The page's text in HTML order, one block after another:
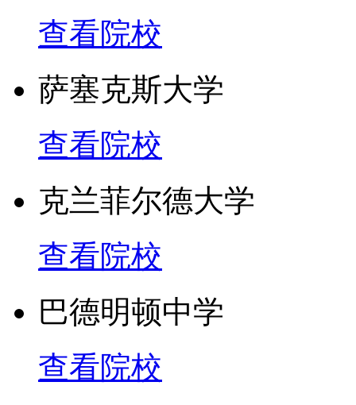
查看院校
萨塞克斯大学
查看院校
克兰菲尔德大学
查看院校
巴德明顿中学
查看院校